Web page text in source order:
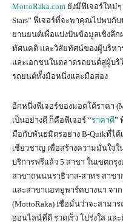
MottoRaka.com ยังมีฟีเจอร์ใหม่
Stars” ฟีเจอร์ที่จะพาคุณไปพบ
ยานยนต์เพื่อแบ่งปันข้อมูลเชิงลึ
ทัศนคติ และวิสัยทัศน์ของผู้บริหา
และเอกชนในตลาดรถยนต์สู่ผู้บ
รถยนต์ทั้งมือหนึ่งและมือสอง
อีกหนึ่งฟีเจอร์ของมอตโต้ราคา
เป็นอย่างดี ก็คือฟีเจอร์ “ราคาดี”
มือกับพันธมิตรอย่าง B-Quikที่ไ
เชี่ยวชาญ เพื่อสร้างความมั่นใจ
บริการฟรีแล้ว 5 สาขา ในเขตก
สาขาถนนนราธิวาส-สาทร สาข
และสาขาแอทยูพาร์คบางนา จา
(MottoRaka) เชื่อมั่นว่าจะสาม
ออนไลน์ที่ดี รวดเร็ว โปร่งใส แ